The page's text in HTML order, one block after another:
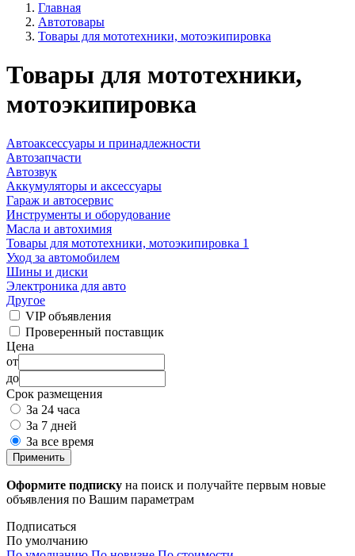
Главная
Автотовары
Товары для мототехники, мотоэкипировка
Товары для мототехники,
мотоэкипировка
Автоаксессуары и принадлежности
Автозапчасти
Автозвук
Аккумуляторы и аксессуары
Гараж и автосервис
Инструменты и оборудование
Масла и автохимия
Товары для мототехники, мотоэкипировка 1
Уход за автомобилем
Шины и диски
Электроника для авто
Другое
VIP объявления
Проверенный поставщик
Цена
от
до
Срок размещения
За 24 часа
За 7 дней
За все время
Применить
Оформите подписку на поиск и получайте первым новые
объявления по Вашим параметрам
Подписаться
По умолчанию